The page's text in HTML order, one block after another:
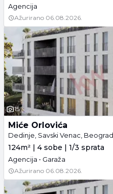
Agencija
Ažurirano 06.08.2026.
15
Miće Orlovića
Dedinje, Savski Venac, Beograd
124m² | 4 sobe | 1/3 sprata
Agencija • Garaža
Ažurirano 06.08.2026.